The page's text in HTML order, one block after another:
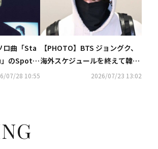
ロ曲「Sta
のSpotif
回を突破
07/28 10:55
【PHOTO】BTS ジョングク、
海外スケジュールを終えて韓国
に到着（動画あり）2026/07/23 13:02